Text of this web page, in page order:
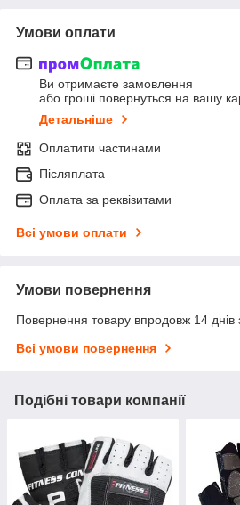
Умови оплати
Ви отримаєте замовлення
або гроші повернуться на вашу
Детальніше
Оплатити частинами
Післяплата
Оплата за реквізитами
Всі умови оплати
Умови повернення
Повернення товару впродовж 14 днів
Всі умови повернення
Подібні товари компанії